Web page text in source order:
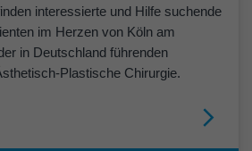
interessierte und Hilfe suchende
im Herzen von Köln am
in Deutschland führenden
Plastische Chirurgie.